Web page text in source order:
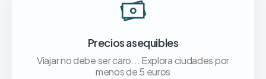
Precios asequibles
Viajar no debe ser caro... Explora ciudades por
menos de 5 euros